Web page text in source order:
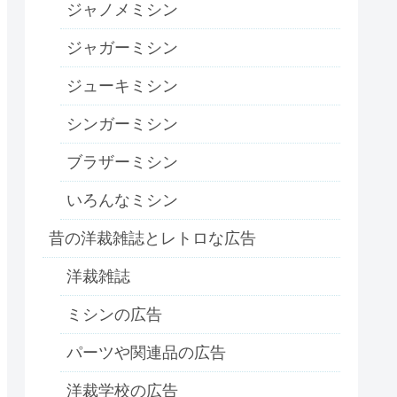
ジャノメミシン
ジャガーミシン
ジューキミシン
シンガーミシン
ブラザーミシン
いろんなミシン
昔の洋裁雑誌とレトロな広告
洋裁雑誌
ミシンの広告
パーツや関連品の広告
洋裁学校の広告